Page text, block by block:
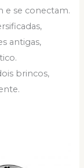
e se conectam.
antigas,
brincos,